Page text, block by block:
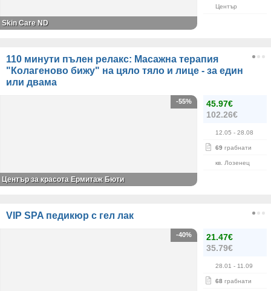
Център
Skin Care ND
110 минути пълен релакс: Масажна терапия
"Колагеново бижу" на цяло тяло и лице - за един
или двама
45.97€
102.26€
12.05 - 28.08
69 грабнати
кв. Лозенец
-55%
Център за красота Ермитаж Бюти
VIP SPA педикюр с гел лак
21.47€
35.79€
28.01 - 11.09
68 грабнати
-40%